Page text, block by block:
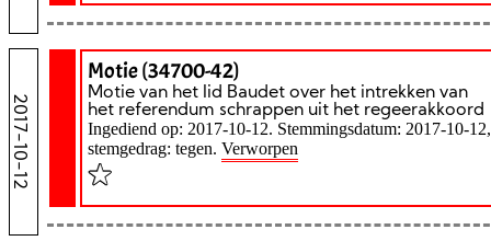
2017-10-12
Motie (34700-42)
Motie van het lid Baudet over het intrekken van
het referendum schrappen uit het regeerakkoord
Ingediend op: 2017-10-12. Stemmingsdatum: 2017-10-12,
stemgedrag: tegen. Verworpen